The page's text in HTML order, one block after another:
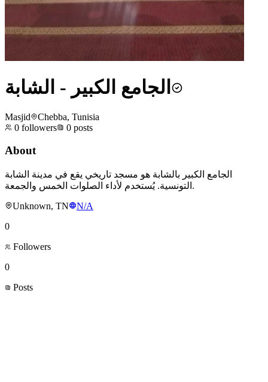
الجامع الكبير - الشابة
Masjid
Chebba, Tunisia
0 followers 0 posts
About
الجامع الكبير بالشابة هو مسجد تاريخي يقع في مدينة الشابة
التونسية. يُستخدم لأداء الصلوات الخمس والجمعة.
Unknown, TN
N/A
0
Followers
0
Posts